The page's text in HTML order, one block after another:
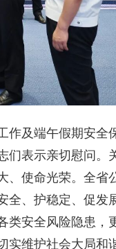
作及端午假期安全
们表示亲切慰问。
、使命光荣。全省
全、护稳定、促发
类安全风险隐患，
实维护社会大局和